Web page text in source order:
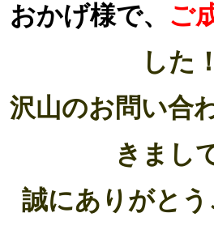
おかげ様で、 ご
した！
沢山のお問い合
きまし
誠にありがと